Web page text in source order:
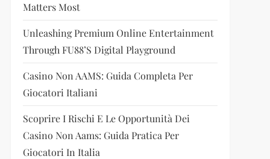
Matters Most
Unleashing Premium Online Entertainment
Through FU88’s Digital Playground
Casino Non AAMS: Guida Completa Per
Giocatori Italiani
Scoprire I Rischi E Le Opportunità Dei
Casino Non Aams: Guida Pratica Per
Giocatori In Italia